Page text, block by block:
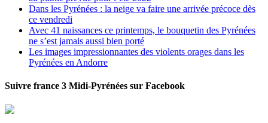
Dans les Pyrénées : la neige va faire une arrivée précoce dès
ce vendredi
Avec 41 naissances ce printemps, le bouquetin des Pyrénées
ne s’est jamais aussi bien porté
Les images impressionnantes des violents orages dans les
Pyrénées en Andorre
Suivre france 3 Midi-Pyrénées sur Facebook